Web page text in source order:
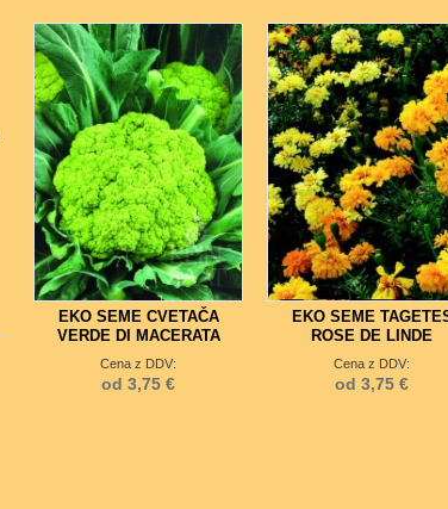
2
EKO SEME CVETAČA
VERDE DI MACERATA
Cena z DDV:
od 3,75 €
EKO SEME
ROSE DE LINDE
Cena z DDV:
od 3,75 €